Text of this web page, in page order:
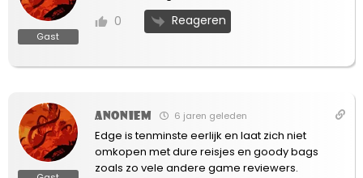
Gast
0 Reageren
Anoniem 6 jaren geleden
Edge is tenminste eerlijk en laat zich niet
omkopen met dure reisjes en goody bags
zoals zo vele andere game reviewers.